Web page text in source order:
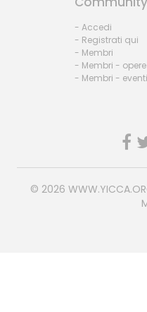
- Accedi
- Registrati qui
- Membri
- Membri - opere
- Membri - eventi
© 2026